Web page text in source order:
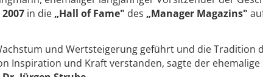
in die„Hall of Fame" des „Manager Magazins"
und Wertsteigerung geführt und die Tradition
Inspiration und Kraft verstanden, sagte der ehemalige